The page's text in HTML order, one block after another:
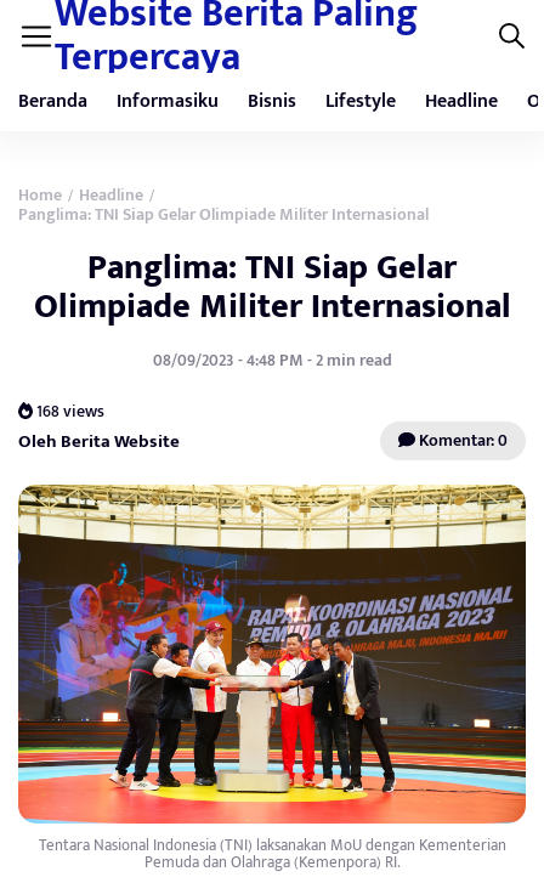
Website Berita Paling
Terpercaya
Beranda Informasiku Bisnis Lifestyle Headline
Home / Headline /
Panglima: TNI Siap Gelar Olimpiade Militer Internasional
Panglima: TNI Siap Gelar
Olimpiade Militer Internasional
08/09/2023 - 4:48 PM - 2 min read
168 views
Oleh Berita Website Komentar: 0
Tentara Nasional Indonesia (TNI) laksanakan MoU dengan Kementerian
Pemuda dan Olahraga (Kemenpora) RI.